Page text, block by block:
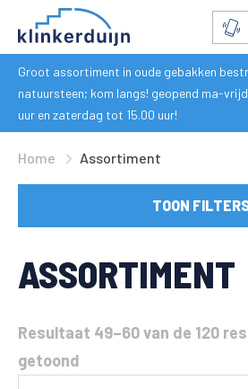
Groot assortiment in oude gebakken
natuursteen; kom langs! geopend ma-
uur en zaterdag tot 15.00 uur!
Home Assortiment
TOON
ASSORTIMENT
Resultaat 49–60 van de 120
getoond